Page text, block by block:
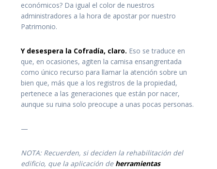
económicos? Da igual el color de nuestros
administradores a la hora de apostar por nuestro
Patrimonio.
Y desespera la Cofradía, claro. Eso se traduce en
que, en ocasiones, agiten la camisa ensangrentada
como único recurso para llamar la atención sobre un
bien que, más que a los registros de la propiedad,
pertenece a las generaciones que están por nacer,
aunque su ruina solo preocupe a unas pocas personas.
—
NOTA: Recuerden, si deciden la rehabilitación del
edificio, que la aplicación de herramientas